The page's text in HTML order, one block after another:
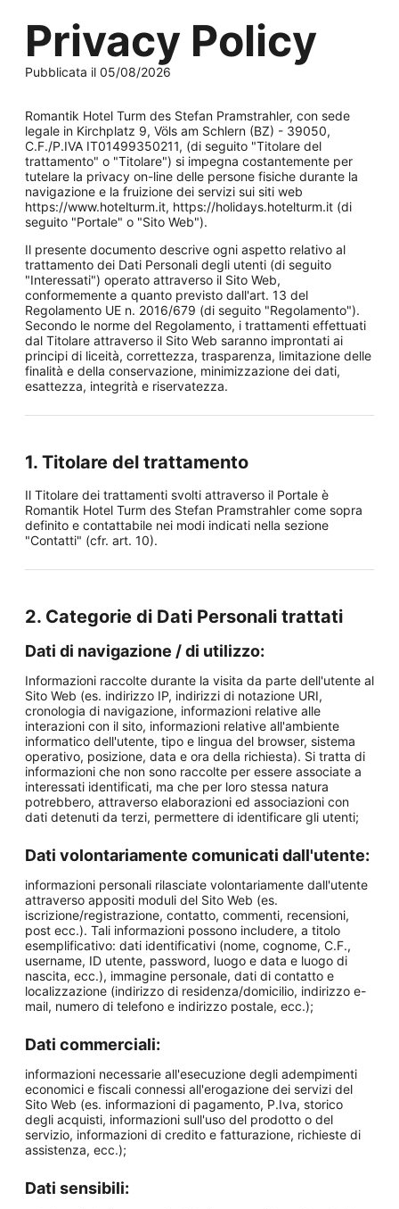
Privacy Policy
Pubblicata il 05/08/2026
Romantik Hotel Turm des Stefan Pramstrahler, con sede
legale in Kirchplatz 9, Völs am Schlern (BZ) - 39050,
C.F./P.IVA IT01499350211, (di seguito "Titolare del
trattamento" o "Titolare") si impegna costantemente per
tutelare la privacy on-line delle persone fisiche durante la
navigazione e la fruizione dei servizi sui siti web
https://www.hotelturm.it, https://holidays.hotelturm.it (di
seguito "Portale" o "Sito Web").
Il presente documento descrive ogni aspetto relativo al
trattamento dei Dati Personali degli utenti (di seguito
"Interessati") operato attraverso il Sito Web,
conformemente a quanto previsto dall'art. 13 del
Regolamento UE n. 2016/679 (di seguito "Regolamento").
Secondo le norme del Regolamento, i trattamenti effettuati
dal Titolare attraverso il Sito Web saranno improntati ai
principi di liceità, correttezza, trasparenza, limitazione delle
finalità e della conservazione, minimizzazione dei dati,
esattezza, integrità e riservatezza.
1. Titolare del trattamento
Il Titolare dei trattamenti svolti attraverso il Portale è
Romantik Hotel Turm des Stefan Pramstrahler come sopra
definito e contattabile nei modi indicati nella sezione
"Contatti" (cfr. art. 10).
2. Categorie di Dati Personali trattati
Dati di navigazione / di utilizzo:
Informazioni raccolte durante la visita da parte dell'utente al
Sito Web (es. indirizzo IP, indirizzi di notazione URI,
cronologia di navigazione, informazioni relative alle
interazioni con il sito, informazioni relative all'ambiente
informatico dell'utente, tipo e lingua del browser, sistema
operativo, posizione, data e ora della richiesta). Si tratta di
informazioni che non sono raccolte per essere associate a
interessati identificati, ma che per loro stessa natura
potrebbero, attraverso elaborazioni ed associazioni con
dati detenuti da terzi, permettere di identificare gli utenti;
Dati volontariamente comunicati dall'utente:
informazioni personali rilasciate volontariamente dall'utente
attraverso appositi moduli del Sito Web (es.
iscrizione/registrazione, contatto, commenti, recensioni,
post ecc.). Tali informazioni possono includere, a titolo
esemplificativo: dati identificativi (nome, cognome, C.F.,
username, ID utente, password, luogo e data e luogo di
nascita, ecc.), immagine personale, dati di contatto e
localizzazione (indirizzo di residenza/domicilio, indirizzo e-
mail, numero di telefono e indirizzo postale, ecc.);
Dati commerciali:
informazioni necessarie all'esecuzione degli adempimenti
economici e fiscali connessi all'erogazione dei servizi del
Sito Web (es. informazioni di pagamento, P.Iva, storico
degli acquisti, informazioni sull'uso del prodotto o del
servizio, informazioni di credito e fatturazione, richieste di
assistenza, ecc.);
Dati sensibili: